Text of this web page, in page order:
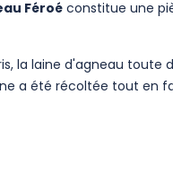
Féroé constitue une
la laine d'agneau toute
a été récoltée tout en